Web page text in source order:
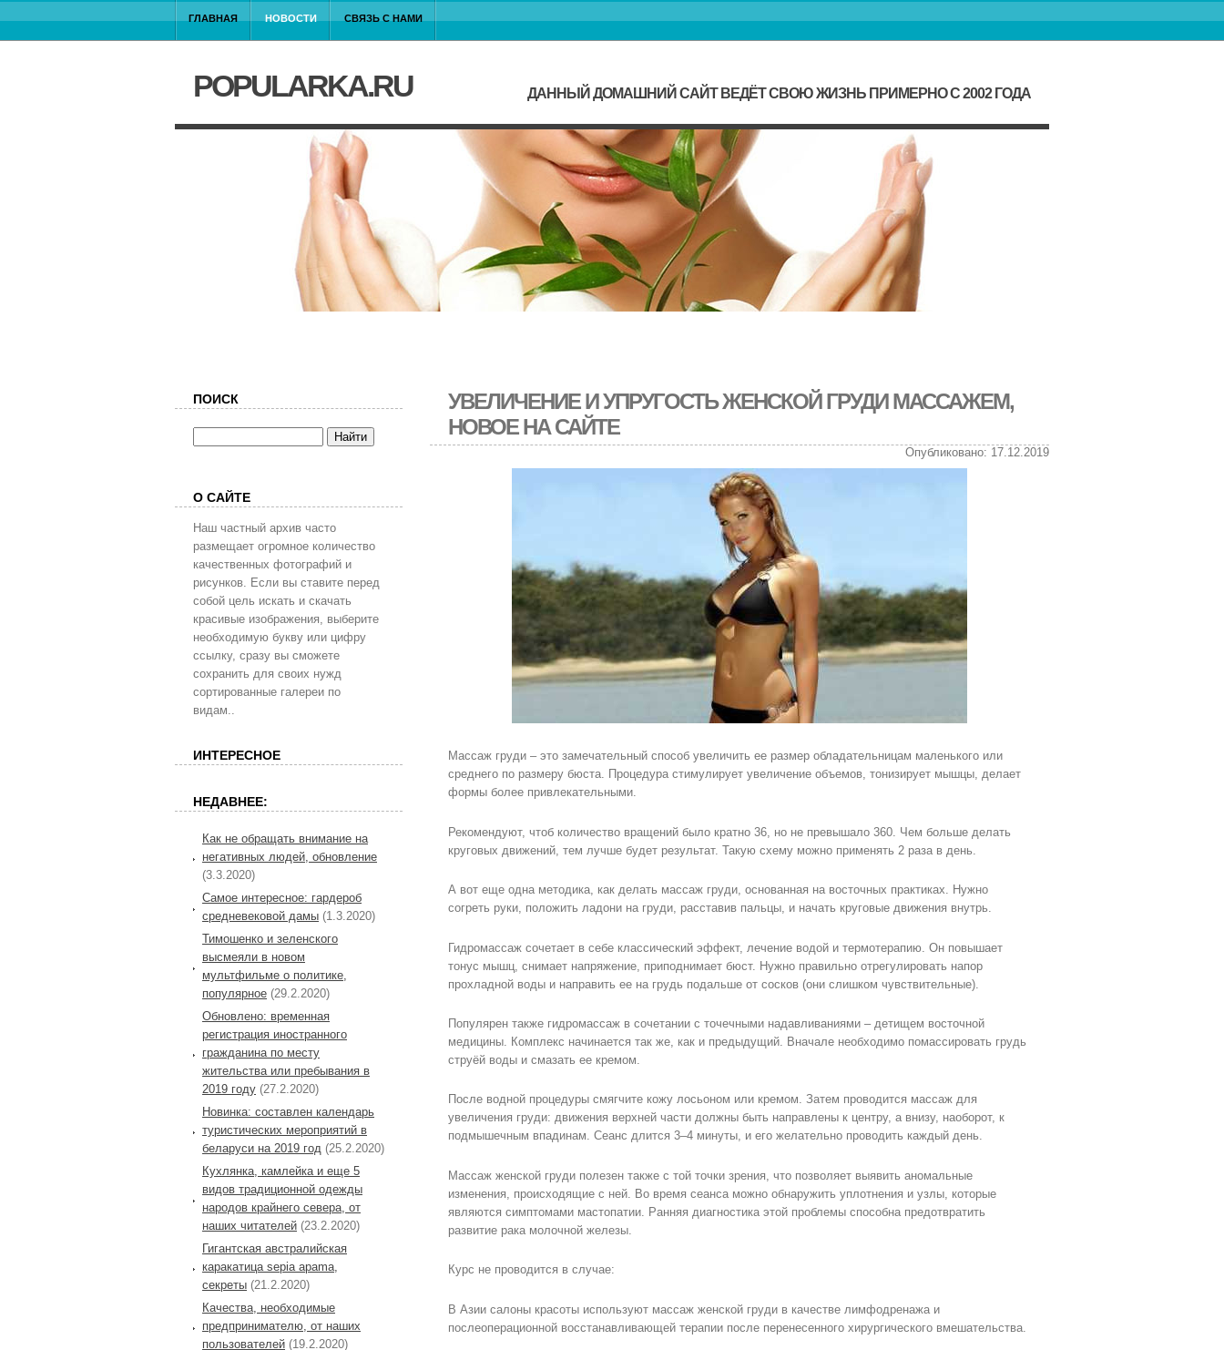
ГЛАВНАЯ НОВОСТИ СВЯЗЬ С НАМИ
POPULARKA.RU ДАННЫЙ ДОМАШНИЙ САЙТ ВЕДЁТ СВОЮ ЖИЗНЬ ПРИМЕРНО С 2002 ГОДА
УВЕЛИЧЕНИЕ И УПРУГОСТЬ ЖЕНСКОЙ ГРУДИ МАССАЖЕМ,
НОВОЕ НА САЙТЕ
Опубликовано: 17.12.2019
Массаж груди – это замечательный способ увеличить ее размер обладательницам маленького или
среднего по размеру бюста. Процедура стимулирует увеличение объемов, тонизирует мышцы, делает
формы более привлекательными.
Рекомендуют, чтоб количество вращений было кратно 36, но не превышало 360. Чем больше делать
круговых движений, тем лучше будет результат. Такую схему можно применять 2 раза в день.
А вот еще одна методика, как делать массаж груди, основанная на восточных практиках. Нужно
согреть руки, положить ладони на груди, расставив пальцы, и начать круговые движения внутрь.
Гидромассаж сочетает в себе классический эффект, лечение водой и термотерапию. Он повышает
тонус мышц, снимает напряжение, приподнимает бюст. Нужно правильно отрегулировать напор
прохладной воды и направить ее на грудь подальше от сосков (они слишком чувствительные).
Популярен также гидромассаж в сочетании с точечными надавливаниями – детищем восточной
медицины. Комплекс начинается так же, как и предыдущий. Вначале необходимо помассировать грудь
струёй воды и смазать ее кремом.
После водной процедуры смягчите кожу лосьоном или кремом. Затем проводится массаж для
увеличения груди: движения верхней части должны быть направлены к центру, а внизу, наоборот, к
подмышечным впадинам. Сеанс длится 3–4 минуты, и его желательно проводить каждый день.
Массаж женской груди полезен также с той точки зрения, что позволяет выявить аномальные
изменения, происходящие с ней. Во время сеанса можно обнаружить уплотнения и узлы, которые
являются симптомами мастопатии. Ранняя диагностика этой проблемы способна предотвратить
развитие рака молочной железы.
Курс не проводится в случае:
В Азии салоны красоты используют массаж женской груди в качестве лимфодренажа и
послеоперационной восстанавливающей терапии после перенесенного хирургического вмешательства.
ПОИСК
О САЙТЕ
Наш частный архив часто
размещает огромное количество
качественных фотографий и
рисунков. Если вы ставите перед
собой цель искать и скачать
красивые изображения, выберите
необходимую букву или цифру
ссылку, сразу вы сможете
сохранить для своих нужд
сортированные галереи по
видам..
ИНТЕРЕСНОЕ
НЕДАВНЕЕ:
Как не обращать внимание на
негативных людей, обновление
(3.3.2020)
Самое интересное: гардероб
средневековой дамы (1.3.2020)
Тимошенко и зеленского
высмеяли в новом
мультфильме о политике,
популярное (29.2.2020)
Обновлено: временная
регистрация иностранного
гражданина по месту
жительства или пребывания в
2019 году (27.2.2020)
Новинка: составлен календарь
туристических мероприятий в
беларуси на 2019 год (25.2.2020)
Кухлянка, камлейка и еще 5
видов традиционной одежды
народов крайнего севера, от
наших читателей (23.2.2020)
Гигантская австралийская
каракатица sepia apama,
секреты (21.2.2020)
Качества, необходимые
предпринимателю, от наших
пользователей (19.2.2020)